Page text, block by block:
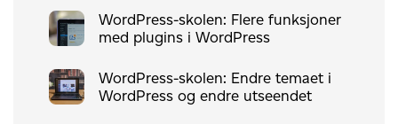
WordPress-skolen: Flere funksjoner
med plugins i WordPress
WordPress-skolen: Endre temaet i
WordPress og endre utseendet